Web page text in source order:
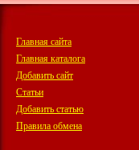
Главная сайта
Главная каталога
Добавить сайт
Статьи
Добавить статью
Правила обмена